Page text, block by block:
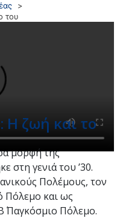
του
Η ζωή και το
μορφή της
στη γενιά του ’30.
Πολέμους, τον
Πόλεμο και ως
Παγκόσμιο Πόλεμο.